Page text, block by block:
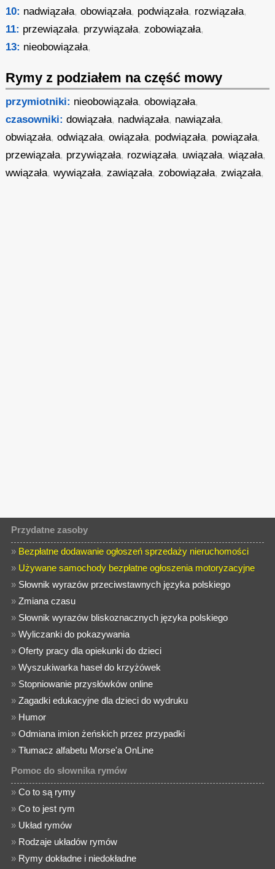
10: nadwiązała,obowiązała, podwiązała, rozwiązała,
11: przewiązała, przywiązała,zobowiązała,
13: nieobowiązała,
Rymy z podziałem na część mowy
przymiotniki: nieobowiązała,obowiązała,
czasowniki: dowiązała, nadwiązała, nawiązała,
obwiązała,odwiązała,owiązała, podwiązała, powiązała,
przewiązała, przywiązała, rozwiązała, uwiązała,wiązała,
wwiązała,wywiązała,zawiązała,zobowiązała,związała,
Przydatne zasoby
» Bezpłatne dodawanie ogłoszeń sprzedaży nieruchomości
» Używane samochody bezpłatne ogłoszenia motoryzacyjne
» Słownik wyrazów przeciwstawnych języka polskiego
»Zmiana czasu
» Słownik wyrazów bliskoznacznych języka polskiego
»Wyliczanki do pokazywania
»Oferty pracy dla opiekunki do dzieci
»Wyszukiwarka haseł do krzyżówek
» Stopniowanie przysłówków online
»Zagadki edukacyjne dla dzieci do wydruku
» Humor
»Odmiana imion żeńskich przez przypadki
»Tłumacz alfabetu Morse'a OnLine
Pomoc do słownika rymów
»Co to są rymy
»Co to jest rym
» Układ rymów
» Rodzaje układów rymów
» Rymy dokładne i niedokładne